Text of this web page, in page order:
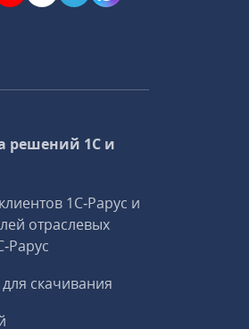
решений 1С и
1С‑Рарус и
отраслевых
скачивания